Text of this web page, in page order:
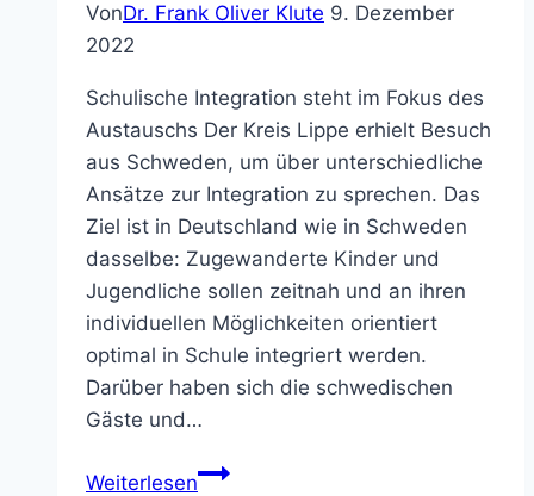
VonDr. Frank Oliver Klute 9. Dezember
2022
Schulische Integration steht im Fokus des
Austauschs Der Kreis Lippe erhielt Besuch
aus Schweden, um über unterschiedliche
Ansätze zur Integration zu sprechen. Das
Ziel ist in Deutschland wie in Schweden
dasselbe: Zugewanderte Kinder und
Jugendliche sollen zeitnah und an ihren
individuellen Möglichkeiten orientiert
optimal in Schule integriert werden.
Darüber haben sich die schwedischen
Gäste und…
WeiterlesenBesuch